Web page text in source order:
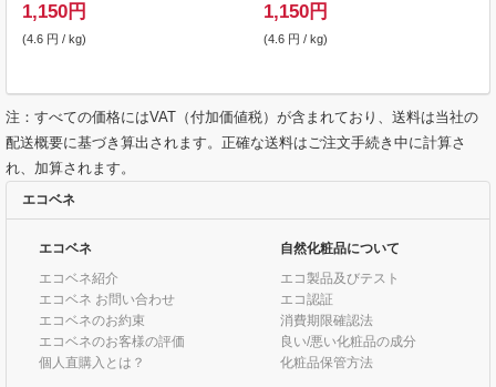
1,150円
(4.6 円 / kg)
1,150円
(4.6 円 / kg)
注：すべての価格にはVAT（付加価値税）が含まれており、送料は当社の
配送概要に基づき算出されます。正確な送料はご注文手続き中に計算さ
れ、加算されます。
エコベネ
エコベネ
エコベネ紹介
エコベネ お問い合わせ
エコベネのお約束
エコベネのお客様の評価
個人直購入とは？
自然化粧品について
エコ製品及びテスト
エコ認証
消費期限確認法
良い/悪い化粧品の成分
化粧品保管方法